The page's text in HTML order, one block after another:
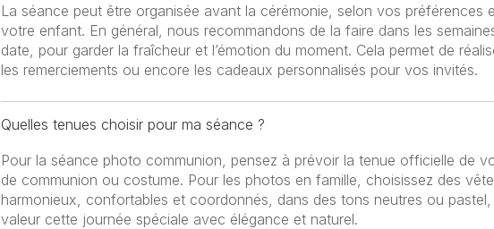
La séance peut être organisée avant la cérémonie, selon vos préférences
votre enfant. En général, nous recommandons de la faire dans les
date, pour garder la fraîcheur et l’émotion du moment. Cela permet de
les remerciements ou encore les cadeaux personnalisés pour vos invités.
Quelles tenues choisir pour ma séance ?
Pour la séance photo communion, pensez à prévoir la tenue officielle de
de communion ou costume. Pour les photos en famille, choisissez des
harmonieux, confortables et coordonnés, dans des tons neutres ou
valeur cette journée spéciale avec élégance et naturel.